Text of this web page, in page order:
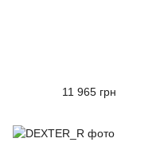
11 965 грн